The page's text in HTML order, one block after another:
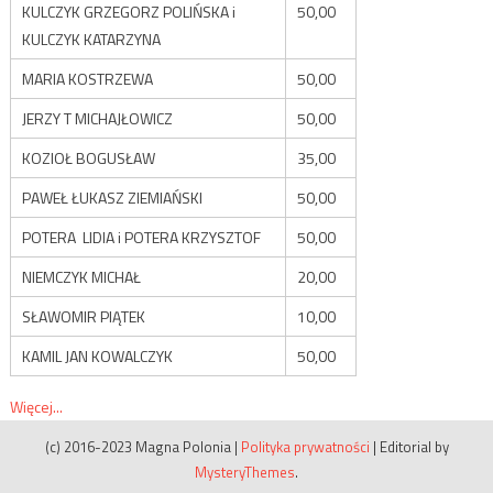
KULCZYK GRZEGORZ POLIŃSKA i
KULCZYK KATARZYNA
50,00
MARIA KOSTRZEWA
50,00
JERZY T MICHAJŁOWICZ
50,00
KOZIOŁ BOGUSŁAW
35,00
PAWEŁ ŁUKASZ ZIEMIAŃSKI
50,00
POTERA LIDIA i POTERA KRZYSZTOF
50,00
NIEMCZYK MICHAŁ
20,00
SŁAWOMIR PIĄTEK
10,00
KAMIL JAN KOWALCZYK
50,00
Więcej...
(c) 2016-2023 Magna Polonia | Polityka prywatności | Editorial by
MysteryThemes.